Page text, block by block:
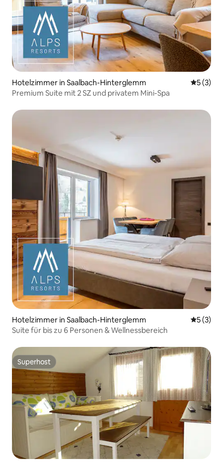
Hotelzimmer in Saalbach-Hinterglemm
5 (3)
Premium Suite mit 2 SZ und privatem Mini-Spa
Hotelzimmer in Saalbach-Hinterglemm
5 (3)
Suite für bis zu 6 Personen & Wellnessbereich
Superhost
Superhost